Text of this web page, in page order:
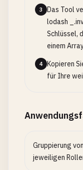
3
Das Tool
lodash
Schlüssel,
einem
4
Kopieren
für Ihre
Gruppierung
jeweiligen